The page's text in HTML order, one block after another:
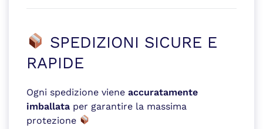
SPEDIZIONI SICURE E
RAPIDE
Ogni spedizione viene accuratamente
imballata per garantire la massima
protezione